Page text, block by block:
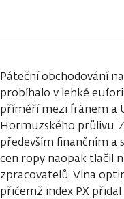
Páteční obchodování
probíhalo v lehké
příměří mezi Íránem a
Hormuzského průlivu.
především finančním
cen ropy naopak tlačil
zpracovatelů. Vlna
přičemž index PX přidal